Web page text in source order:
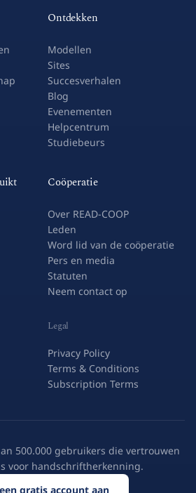
Ontdekken
Modellen
Sites
Succesverhalen
Blog
Evenementen
Helpcentrum
Studiebeurs
Coöperatie
Over READ-COOP
Leden
Word lid van de coöperatie
Pers en media
Statuten
Neem contact op
Legal
Privacy Policy
Terms & Conditions
Subscription Terms
500.000 gebruikers die vertrouwen
voor handschriftherkenning.
gratis account aan